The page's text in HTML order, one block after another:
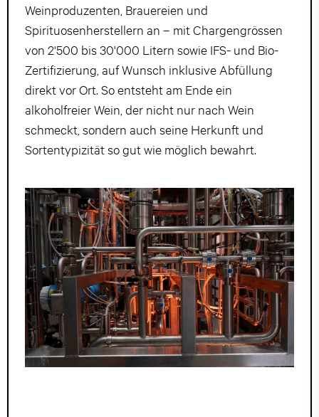
Weinproduzenten, Brauereien und
Spirituosenherstellern an – mit Chargengrössen
von 2'500 bis 30'000 Litern sowie IFS- und Bio-
Zertifizierung, auf Wunsch inklusive Abfüllung
direkt vor Ort. So entsteht am Ende ein
alkoholfreier Wein, der nicht nur nach Wein
schmeckt, sondern auch seine Herkunft und
Sortentypizität so gut wie möglich bewahrt.